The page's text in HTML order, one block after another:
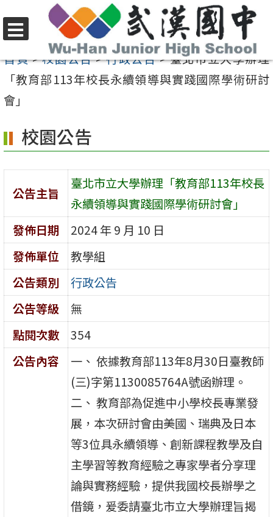
至
內
區
選
單
首頁>校園公告>行政公告>臺北市立大學辦理
「教育部113年校長永續領導與實踐國際學術研討
會」
校園公告
公告主旨
臺北市立大學辦理「教育部113年校長
永續領導與實踐國際學術研討會」
發佈日期
2024 年 9 月 10 日
發佈單位
教學組
公告類別
行政公告
公告等級
無
點閱次數
354
公告內容
一、 依據教育部113年8月30日臺教師
(三)字第1130085764A號函辦理。
二、 教育部為促進中小學校長專業發
展，本次研討會由美國、瑞典及日本
等3位具永續領導、創新課程教學及自
主學習等教育經驗之專家學者分享理
論與實務經驗，提供我國校長辦學之
借鏡，爰委請臺北市立大學辦理旨揭